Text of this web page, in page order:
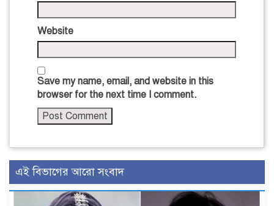
Website
Save my name, email, and website in this
browser for the next time I comment.
এই বিভাগের আরো সংবাদ